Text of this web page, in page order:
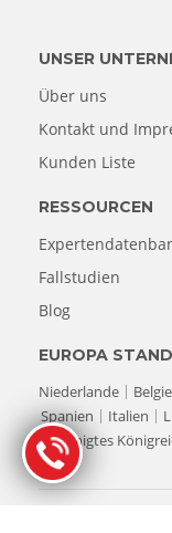
UNSER
Über uns
Kontakt und
Kunden Liste
RESSOURCEN
Fallstudien
Blog
EUROPA
Niederlande
Spanien
Italien
Vereinigtes